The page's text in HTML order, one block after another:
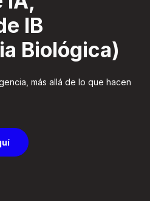
IB
Biológica)
más allá de lo que hacen